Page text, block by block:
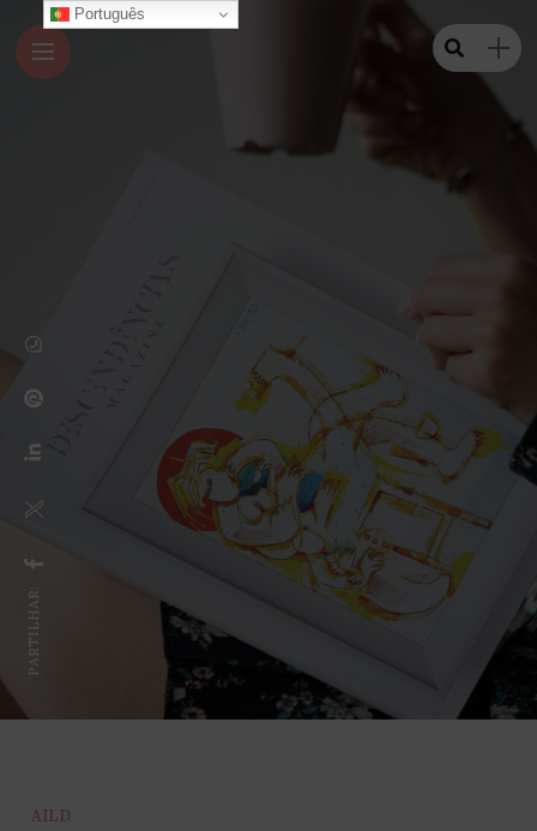
PARTILHAR:
AILD
Português